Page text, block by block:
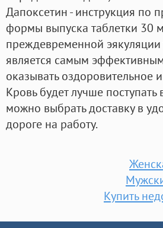
Дапоксетин - инструкция по
формы выпуска таблетки 30
преждевременной
является самым
оказывать оздоровительное
Кровь будет лучше
можно выбрать доставку в
дороге на работу.
Купить